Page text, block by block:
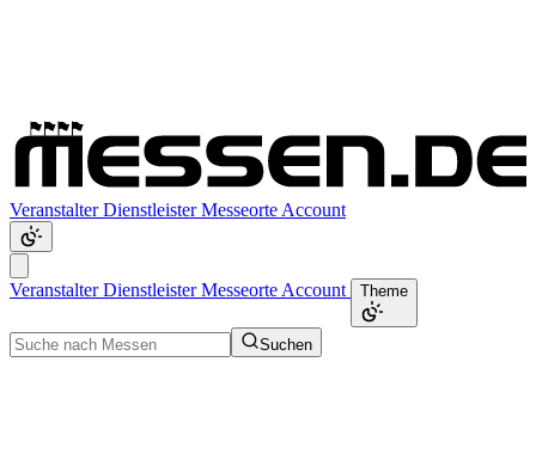
VeranstalterDienstleisterMesseorte Account
VeranstalterDienstleisterMesseorte Account Theme
Suchen